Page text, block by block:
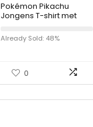
Pokémon Pikachu
Jongens T-shirt met
Design | Katoen Zwart
Top met korte mouwen
Already Sold: 48%
0